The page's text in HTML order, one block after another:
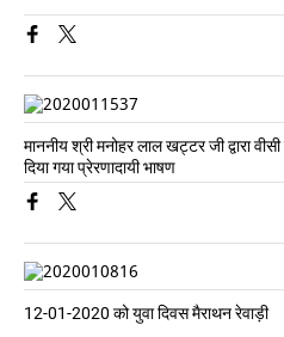
माननीय श्री मनोहर लाल खट्टर जी द्वारा
दिया गया प्रेरणादायी भाषण
12-01-2020 को युवा दिवस मैराथन रेवाड़ी